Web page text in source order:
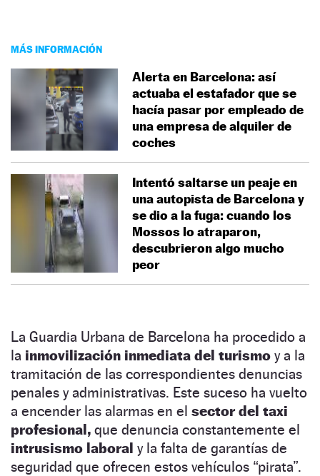
MÁS INFORMACIÓN
Alerta en Barcelona: así
actuaba el estafador que se
hacía pasar por empleado de
una empresa de alquiler de
coches
Intentó saltarse un peaje en
una autopista de Barcelona y
se dio a la fuga: cuando los
Mossos lo atraparon,
descubrieron algo mucho
peor
La Guardia Urbana de Barcelona ha procedido a
la inmovilización inmediata del turismo y a la
tramitación de las correspondientes denuncias
penales y administrativas. Este suceso ha vuelto
a encender las alarmas en el sector del taxi
profesional, que denuncia constantemente el
intrusismo laboral y la falta de garantías de
seguridad que ofrecen estos vehículos “pirata”.